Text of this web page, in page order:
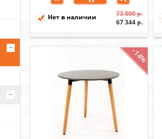
Нет в наличии
73 000 р.
67 344 р.
-14%